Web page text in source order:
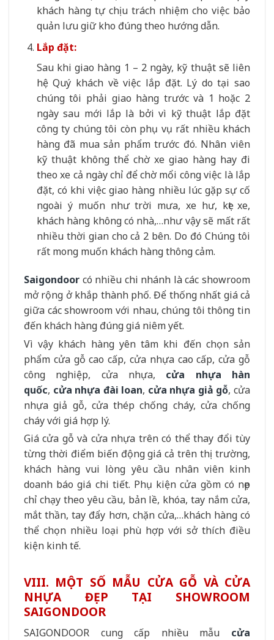
khách hàng tự chịu trách nhiệm cho việc bảo
quản lưu giữ kho đúng theo hướng dẫn.
Lắp đặt:
Sau khi giao hàng 1 – 2 ngày, kỹ thuật sẽ liên
hệ Quý khách về việc lắp đặt. Lý do tại sao
chúng tôi phải giao hàng trước và 1 hoặc 2
ngày sau mới lắp là bởi vì kỹ thuật lắp đặt
công ty chúng tôi còn phụ vụ rất nhiều khách
hàng đã mua sản phẩm trước đó. Nhân viên
kỹ thuật không thể chờ xe giao hàng hay đi
theo xe cả ngày chỉ để chờ mổi công việc là lắp
đặt, có khi việc giao hàng nhiều lúc gặp sự cố
ngoài ý muốn như trời mưa, xe hư, kẹt xe,
khách hàng không có nhà,…như vậy sẽ mất rất
nhiều thời gian cho cả 2 bên. Do đó Chúng tôi
rất mong muốn khách hàng thông cảm.
Saigondoor có nhiều chi nhánh là các showroom
mở rộng ở khắp thành phố. Để thống nhất giá cả
giữa các showroom với nhau, chúng tôi thông tin
đến khách hàng đúng giá niêm yết.
Vì vậy khách hàng yên tâm khi đến chọn sản
phẩm cửa gỗ cao cấp, cửa nhựa cao cấp, cửa gỗ
công nghiệp, cửa nhựa, cửa nhựa hàn
quốc, cửa nhựa đài loan, cửa nhựa giả gỗ, cửa
nhựa giả gỗ, cửa thép chống cháy, cửa chống
cháy với giá hợp lý.
Giá cửa gỗ và cửa nhựa trên có thể thay đổi tùy
từng thời điểm biến động giá cả trên thị trường,
khách hàng vui lòng yêu cầu nhân viên kinh
doanh báo giá chi tiết. Phụ kiện cửa gồm có nẹp
chỉ chạy theo yêu cầu, bản lề, khóa, tay nắm cửa,
mắt thần, tay đẩy hơn, chặn cửa,…khách hàng có
thể chọn nhiều loại phù hợp với sở thích điều
kiện kinh tế.
VIII. MỘT SỐ MẪU CỬA GỖ VÀ CỬA
NHỰA ĐẸP TẠI SHOWROOM
SAIGONDOOR
SAIGONDOOR cung cấp nhiều mẫu cửa